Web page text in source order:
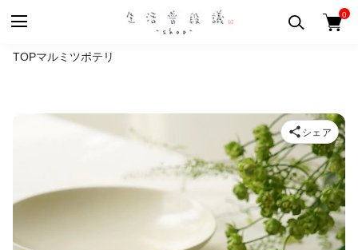
0
TOPマルミツポテリ
シェア